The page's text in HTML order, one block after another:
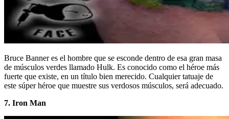
Bruce Banner es el hombre que se esconde dentro de esa gran masa
de músculos verdes llamado Hulk. Es conocido como el héroe más
fuerte que existe, en un título bien merecido. Cualquier tatuaje de
este súper héroe que muestre sus verdosos músculos, será adecuado.
7. Iron Man